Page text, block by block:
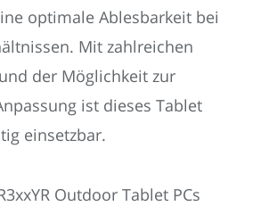
optimale Ablesbarkeit bei
Mit zahlreichen
der Möglichkeit zur
ist dieses Tablet
einsetzbar.
Outdoor Tablet PCs